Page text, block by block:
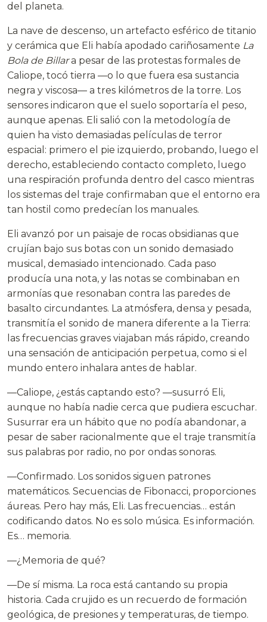
del planeta.
La nave de descenso, un artefacto esférico de titanio
y cerámica que Eli había apodado cariñosamente La
Bola de Billara pesar de las protestas formales de
Caliope, tocó tierra —o lo que fuera esa sustancia
negra y viscosa— a tres kilómetros de la torre. Los
sensores indicaron que el suelo soportaría el peso,
aunque apenas. Eli salió con la metodología de
quien ha visto demasiadas películas de terror
espacial: primero el pie izquierdo, probando, luego el
derecho, estableciendo contacto completo, luego
una respiración profunda dentro del casco mientras
los sistemas del traje confirmaban que el entorno era
tan hostil como predecían los manuales.
Eli avanzó por un paisaje de rocas obsidianas que
crujían bajo sus botas con un sonido demasiado
musical, demasiado intencionado. Cada paso
producía una nota, y las notas se combinaban en
armonías que resonaban contra las paredes de
basalto circundantes. La atmósfera, densa y pesada,
transmitía el sonido de manera diferente a la Tierra:
las frecuencias graves viajaban más rápido, creando
una sensación de anticipación perpetua, como si el
mundo entero inhalara antes de hablar.
—Caliope, ¿estás captando esto? —susurró Eli,
aunque no había nadie cerca que pudiera escuchar.
Susurrar era un hábito que no podía abandonar, a
pesar de saber racionalmente que el traje transmitía
sus palabras por radio, no por ondas sonoras.
—Confirmado. Los sonidos siguen patrones
matemáticos. Secuencias de Fibonacci, proporciones
áureas. Pero hay más, Eli. Las frecuencias… están
codificando datos. No es solo música. Es información.
Es… memoria.
—¿Memoria de qué?
—De sí misma. La roca está cantando su propia
historia. Cada crujido es un recuerdo de formación
geológica, de presiones y temperaturas, de tiempo.